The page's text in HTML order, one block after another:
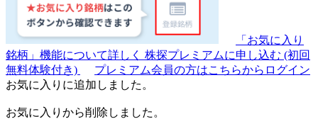
「お気に入り
銘柄」機能について詳しく 株探プレミアムに申し込む (初回
無料体験付き)
プレミアム会員の方はこちらからログイン
お気に入りに追加しました。
お気に入りから削除しました。